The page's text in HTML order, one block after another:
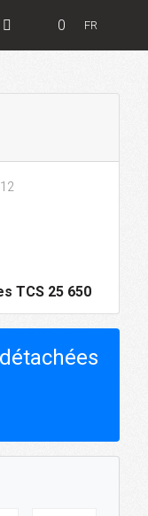
0 FR
TCS 25 650